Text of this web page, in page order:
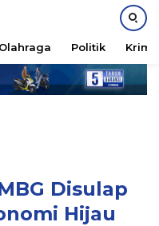
Olahraga Politik
Disulap
Hijau